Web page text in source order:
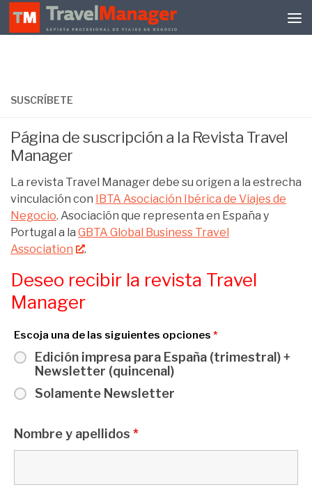
Debajo del contenido
SUSCRÍBETE
Página de suscripción a la Revista Travel
Manager
La revista Travel Manager debe su origen a la estrecha
vinculación con IBTA Asociación Ibérica de Viajes de
Negocio. Asociación que representa en España y
Portugal a la GBTA Global Business Travel
Association
.
Deseo recibir la revista Travel
Manager
Escoja una de las siguientes opciones *
Edición impresa para España (trimestral) +
Newsletter (quincenal)
Solamente Newsletter
Nombre y apellidos *